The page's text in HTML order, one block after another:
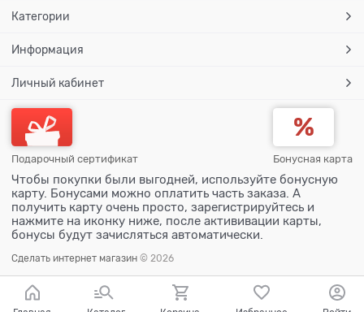
Категории
Информация
Личный кабинет
Подарочный сертификат Бонусная карта
Чтобы покупки были выгодней, используйте бонусную
карту. Бонусами можно оплатить часть заказа. А
получить карту очень просто, зарегистрируйтесь и
нажмите на иконку ниже, после актививации карты,
бонусы будут зачисляться автоматически.
Сделать интернет магазин © 2026